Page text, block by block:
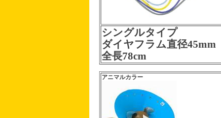
シングルタイプ
ダイヤフラム直径45mm
全長78cm
アニマルカラー